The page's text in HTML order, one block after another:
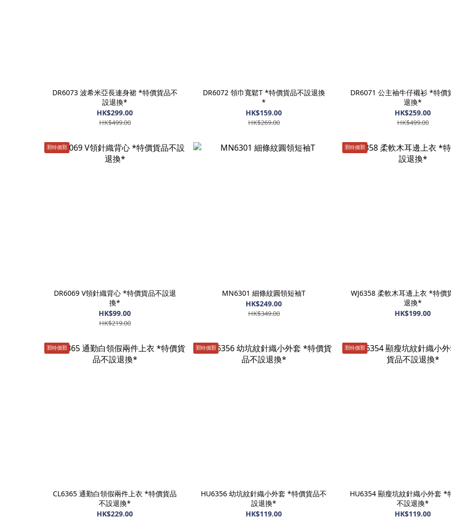
DR6073 波希米亞長連身裙 *特價貨品不
設退換*
HK$299.00
HK$499.00
DR6072 領巾寬鬆T *特價貨品不設退換
*
HK$159.00
HK$269.00
DR6071 公主袖牛仔襯衫 *特價
退換*
HK$259.00
HK$499.00
🈹️特價🈹️
DR6069 V領針織背心 *特價貨品不設退
換*
HK$99.00
HK$219.00
MN6301 細條紋圓領短袖T
HK$249.00
HK$349.00
🈹️特價🈹️
WJ6358 柔軟木耳邊上衣 *特價
退換*
HK$199.00
🈹️特價🈹️
CL6365 通勤白領假兩件上衣 *特價貨品
不設退換*
HK$229.00
🈹️特價🈹️
HU6356 幼坑紋針織小外套 *特價貨品不
設退換*
HK$119.00
🈹️特價🈹️
HU6354 顯瘦坑紋針織小外套 *
不設退換*
HK$119.00